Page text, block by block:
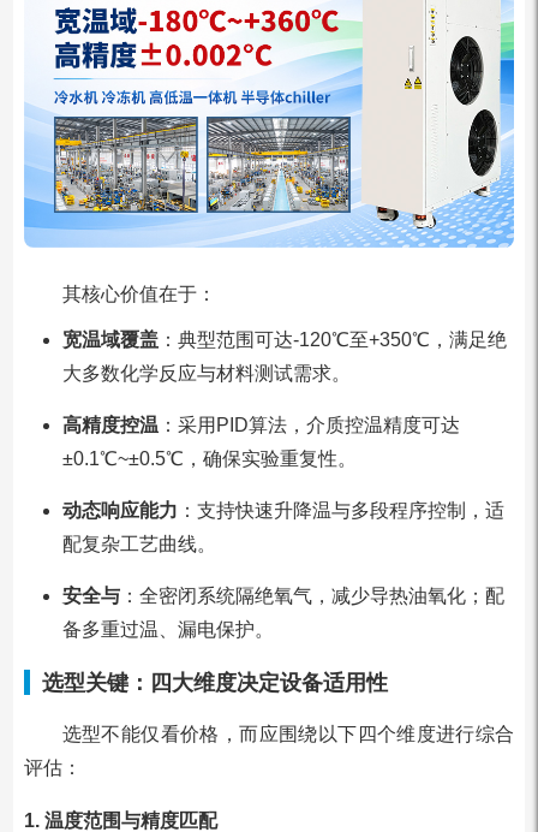
其核心价值在于：
宽温域覆盖：典型范围可达-120℃至+350℃，满足绝
大多数化学反应与材料测试需求。
高精度控温 ：采用PID算法，介质控温精度可达
±0.1℃~±0.5℃，确保实验重复性。
动态响应能力 ：支持快速升降温与多段程序控制，适
配复杂工艺曲线。
安全与：全密闭系统隔绝氧气，减少导热油氧化；配
备多重过温、漏电保护。
选型关键：四大维度决定设备适用性
选型不能仅看价格，而应围绕以下四个维度进行综合
评估：
1. 温度范围与精度匹配